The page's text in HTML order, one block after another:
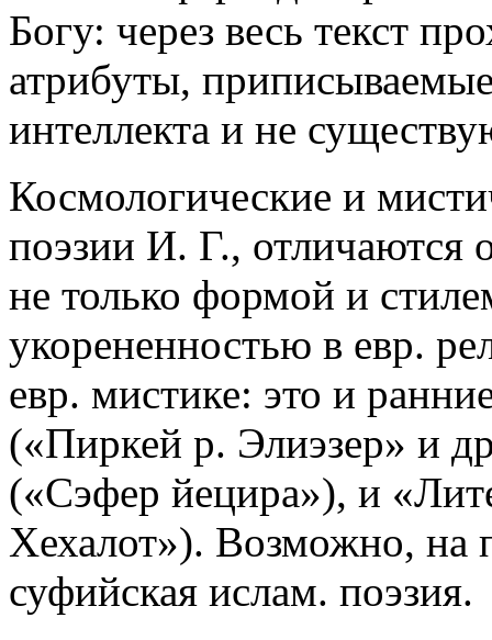
Богу: через весь текст
атрибуты,
интеллекта и не
Космологические и
поэзии И. Г., отличаются
не только формой и
укорененностью в евр.
евр. мистике: это и
(«Пиркей р. Элиэзер» и
(«Сэфер йецира»), и
Хехалот»). Возможно, на
суфийская ислам. поэзия.